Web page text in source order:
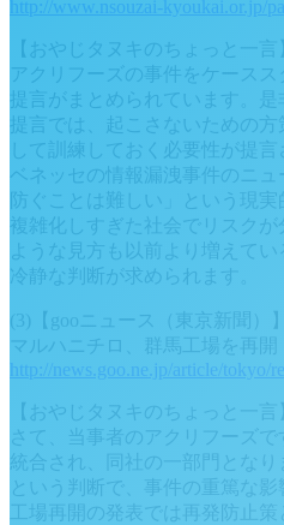
http://www.nsouzai-kyoukai.or.jp/
【おやじタヌキのちょっと一言
アクリフーズの事件をケース
提言がまとめられています。是
提言では、起こさないための
して訓練しておく必要性が提言
ベネッセの情報漏洩事件のニ
防ぐことは難しい」という現
複雑化しすぎた社会でリスク
ような見方も以前より増えてい
冷静な判断が求められます。
(3)【gooニュース（東京新聞）】
マルハニチロ、群馬工場を再
http://news.goo.ne.jp/article/
【おやじタヌキのちょっと一言
さて、当事者のアクリフーズ
統合され、同社の一部門とな
という判断で、事件の重篤な影
工場再開の発表では再発防止